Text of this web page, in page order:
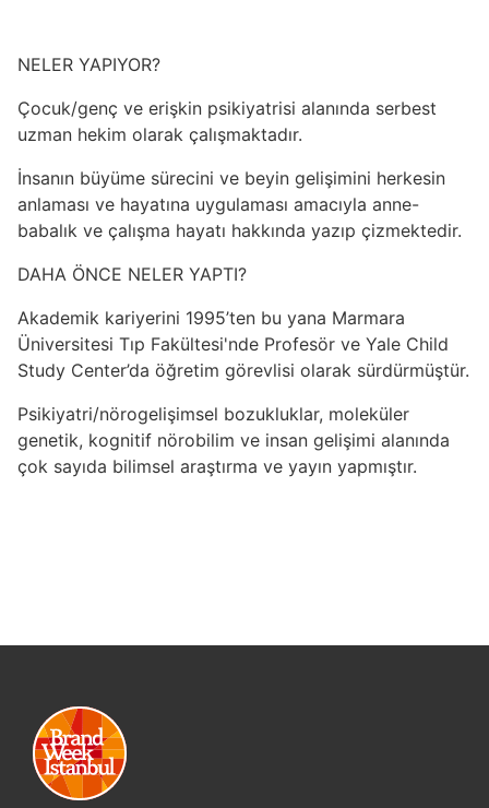
NELER YAPIYOR?
Çocuk/genç ve erişkin psikiyatrisi alanında serbest
uzman hekim olarak çalışmaktadır.
İnsanın büyüme sürecini ve beyin gelişimini herkesin
anlaması ve hayatına uygulaması amacıyla anne-
babalık ve çalışma hayatı hakkında yazıp çizmektedir.
DAHA ÖNCE NELER YAPTI?
Akademik kariyerini 1995’ten bu yana Marmara
Üniversitesi Tıp Fakültesi'nde Profesör ve Yale Child
Study Center’da öğretim görevlisi olarak sürdürmüştür.
Psikiyatri/nörogelişimsel bozukluklar, moleküler
genetik, kognitif nörobilim ve insan gelişimi alanında
çok sayıda bilimsel araştırma ve yayın yapmıştır.